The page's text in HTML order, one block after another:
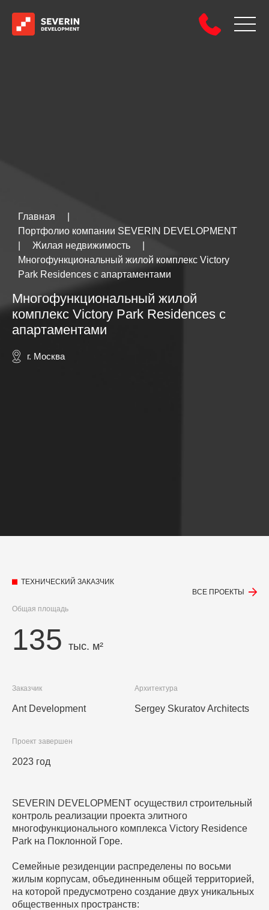
Главная
Портфолио компании SEVERIN DEVELOPMENT
Жилая недвижимость
Многофункциональный жилой комплекс Victory
Park Residences с апартаментами
Многофункциональный жилой
комплекс Victory Park Residences с
апартаментами
г. Москва
ТЕХНИЧЕСКИЙ ЗАКАЗЧИК
ВСЕ ПРОЕКТЫ
135 тыс. м²
Общая площадь
Ant Development
Заказчик
Sergey Skuratov Architects
Архитектура
2023 год
Проект завершен
SEVERIN DEVELOPMENT осуществил строительный
контроль реализации проекта элитного
многофункционального комплекса Victory Residence
Park на Поклонной Горе.
Семейные резиденции распределены по восьми
жилым корпусам, объединенным общей территорией,
на которой предусмотрено создание двух уникальных
общественных пространств: